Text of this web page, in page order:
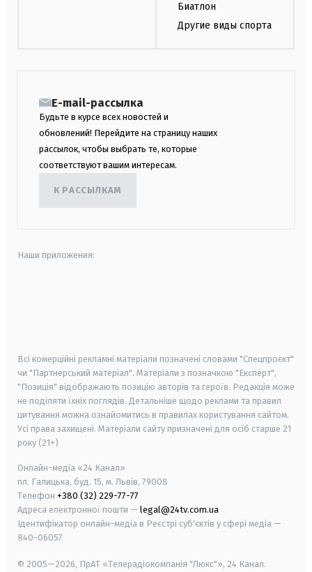
Биатлон
Другие виды спорта
E-mail-рассылка
Будьте в курсе всех новостей и
обновлений! Перейдите на страницу наших
рассылок, чтобы выбрать те, которые
соответствуют вашим интересам.
К РАССЫЛКАМ
Наши приложения:
Всі комерційні рекламні матеріали позначені словами "Спецпроєкт"
чи "Партнерський матеріал". Матеріали з позначкою "Експерт",
"Позиція" відображають позицію авторів та героїв. Редакція може
не поділяти їхніх поглядів. Детальніше щодо реклами та правил
цитування можна ознайомитись в правилах користування сайтом.
Усі права захищені. Матеріали сайту призначені для осіб старше 21
року (21+)
Онлайн-медіа «24 Канал»
пл. Галицька, буд. 15, м. Львів, 79008
Телефон +380 (32) 229-77-77
Адреса електронної пошти — legal@24tv.com.ua
Ідентифікатор онлайн-медіа в Реєстрі суб'єктів у сфері медіа —
R40-06057
© 2005—2026, ПрАТ «Телерадіокомпанія "Люкс"», 24 Канал.